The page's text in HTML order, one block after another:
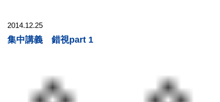
2014.12.25
集中講義 錯視part 1